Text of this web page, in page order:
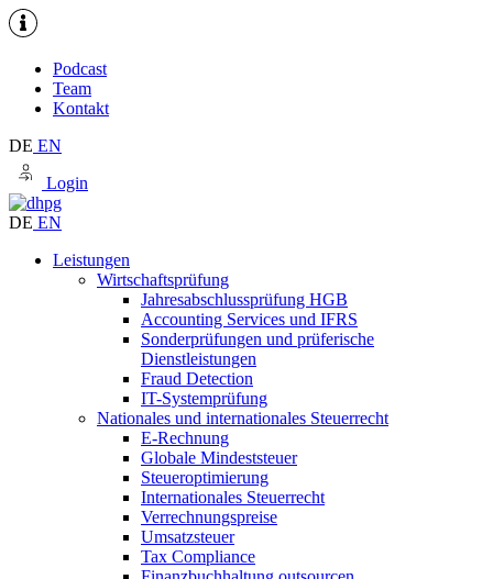
Podcast
Team
Kontakt
DE EN
Login
DE EN
Leistungen
Wirtschaftsprüfung
Jahresabschlussprüfung HGB
Accounting Services und IFRS
Sonderprüfungen und prüferische
Dienstleistungen
Fraud Detection
IT-Systemprüfung
Nationales und internationales Steuerrecht
E-Rechnung
Globale Mindeststeuer
Steueroptimierung
Internationales Steuerrecht
Verrechnungspreise
Umsatzsteuer
Tax Compliance